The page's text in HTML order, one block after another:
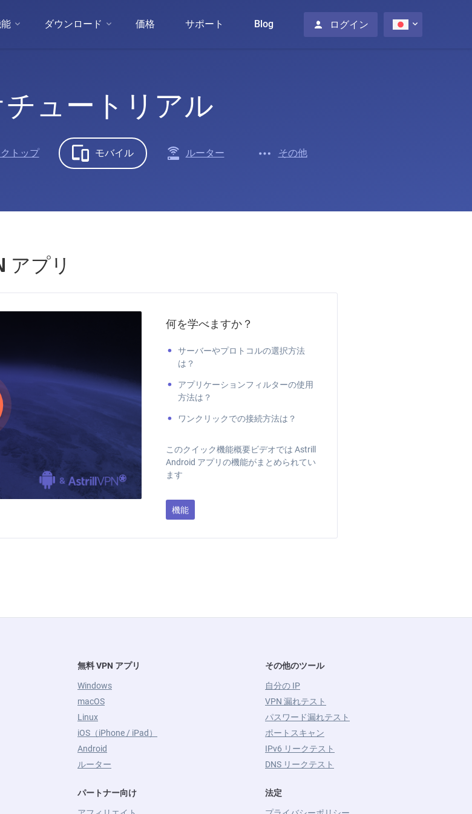
ダウンロード 価格 サポート Blog ログイン
チュートリアル
トップ モバイル ルーター その他
アプリ
何を学べますか？
サーバーやプロトコルの選択方法
は？
アプリケーションフィルターの使用
方法は？
ワンクリックでの接続方法は？
このクイック機能概要ビデオでは Astrill
Android アプリの機能がまとめられてい
ます
機能
無料 VPN アプリ
Windows
macOS
Linux
iOS（iPhone / iPad）
Android
ルーター
パートナー向け
その他のツール
自分の IP
VPN 漏れテスト
パスワード漏れテスト
ポートスキャン
IPv6 リークテスト
DNS リークテスト
法定